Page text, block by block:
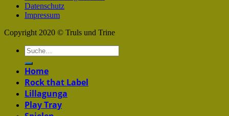
Datenschutz
Impressum
Copyright 2020 © Truls und Trine
Home
Rock that Label
Lillagunga
Play Tray